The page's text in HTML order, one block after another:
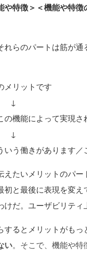
や特徴＞＜機能や特徴
らのパートは筋が通
メリットです
の機能によって実現さ
いう働きがあります
たいメリットのパー
初と最後に表現を変え
だ。ユーザビリティ
るとメリットがもっ
い。そこで、機能や